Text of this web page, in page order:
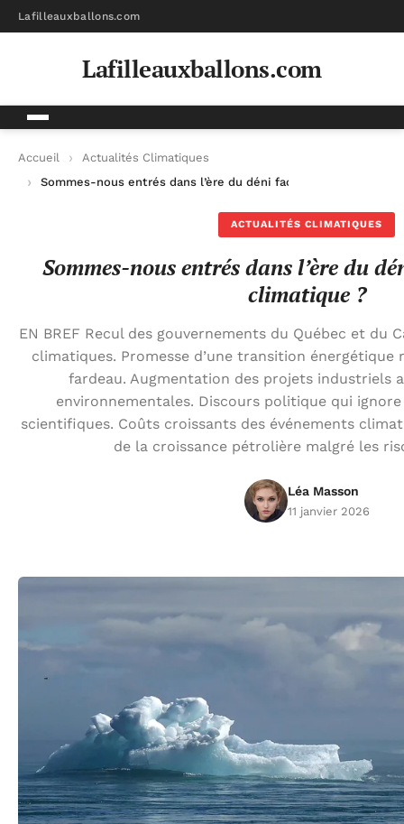
Lafilleauxballons.com
Lafilleauxballons.com
Accueil
Actualités Climatiques
Sommes-nous entrés dans l’ère du déni face à l’urgence
ACTUALITÉS CLIMATIQUES
Sommes-nous entrés dans l’ère du
climatique ?
EN BREF Recul des gouvernements du Québec et du
climatiques. Promesse d’une transition énergétique
fardeau. Augmentation des projets industriels
environnementales. Discours politique qui
scientifiques. Coûts croissants des événements
de la croissance pétrolière malgré les
Léa Masson
11 janvier 2026